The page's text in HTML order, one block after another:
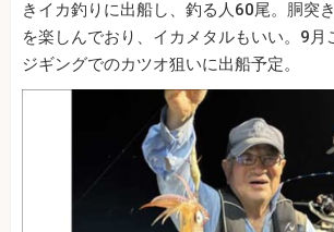
きイカ釣りに出船し、釣る人60尾。胴突
を楽しんでおり、イカメタルもいい。9月
ジギングでのカツオ狙いに出船予定。